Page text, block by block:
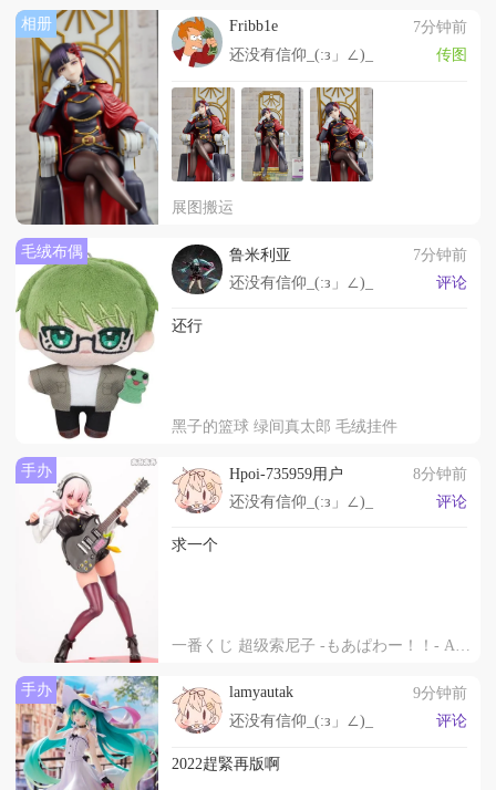
相册 Fribb1e
7分钟前
还没有信仰_(:з」∠)_
传图
展图搬运
毛绒布偶 鲁米利亚
7分钟前
还没有信仰_(:з」∠)_
评论
还行
黑子的篮球 绿间真太郎 毛绒挂件
手办 Hpoi-735959用户
8分钟前
还没有信仰_(:з」∠)_
评论
求一个
一番くじ 超级索尼子 -もあぱわー！！- A賞 超级索尼子 -PUNK SONICver.-
手办 lamyautak
9分钟前
还没有信仰_(:з」∠)_
评论
2022趕緊再版啊